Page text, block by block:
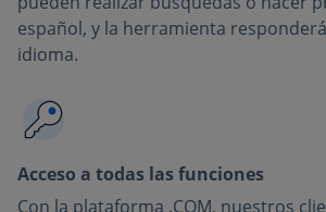
español, y la herramienta
idioma.
Acceso a todas las funciones
Con la plataforma .COM, nuestros